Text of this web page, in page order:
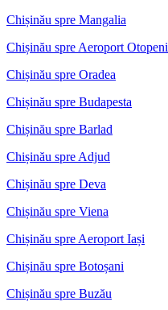
Chișinău spre Mangalia
Chișinău spre Aeroport Otopeni
Chișinău spre Oradea
Chișinău spre Budapesta
Chișinău spre Barlad
Chișinău spre Adjud
Chișinău spre Deva
Chișinău spre Viena
Chișinău spre Aeroport Iași
Chișinău spre Botoșani
Chișinău spre Buzău